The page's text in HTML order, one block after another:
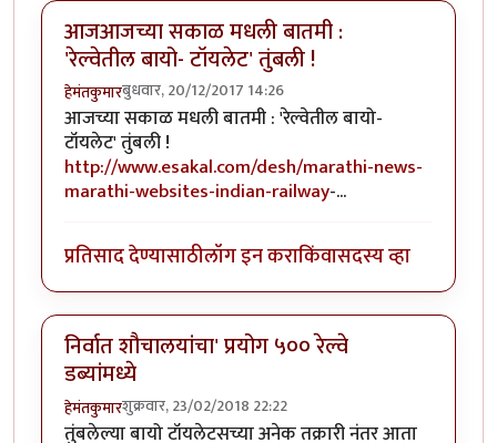
आजआजच्या सकाळ मधली बातमी :
'रेल्वेतील बायो- टॉयलेट' तुंबली !
हेमंतकुमारबुधवार, 20/12/2017 14:26
आजच्या सकाळ मधली बातमी : 'रेल्वेतील बायो-
टॉयलेट' तुंबली !
http://www.esakal.com/desh/marathi-news-
marathi-websites-indian-railway-...
प्रतिसाद देण्यासाठीलॉग इन कराकिंवासदस्य व्हा
निर्वात शौचालयांचा' प्रयोग ५०० रेल्वे
डब्यांमध्ये
हेमंतकुमारशुक्रवार, 23/02/2018 22:22
तुंबलेल्या बायो टॉयलेटसच्या अनेक तक्रारी नंतर आता